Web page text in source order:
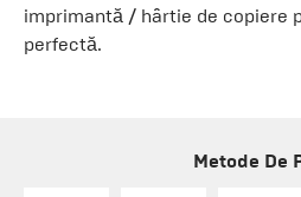
imprimantă / hârtie de copiere
perfectă.
Metode De